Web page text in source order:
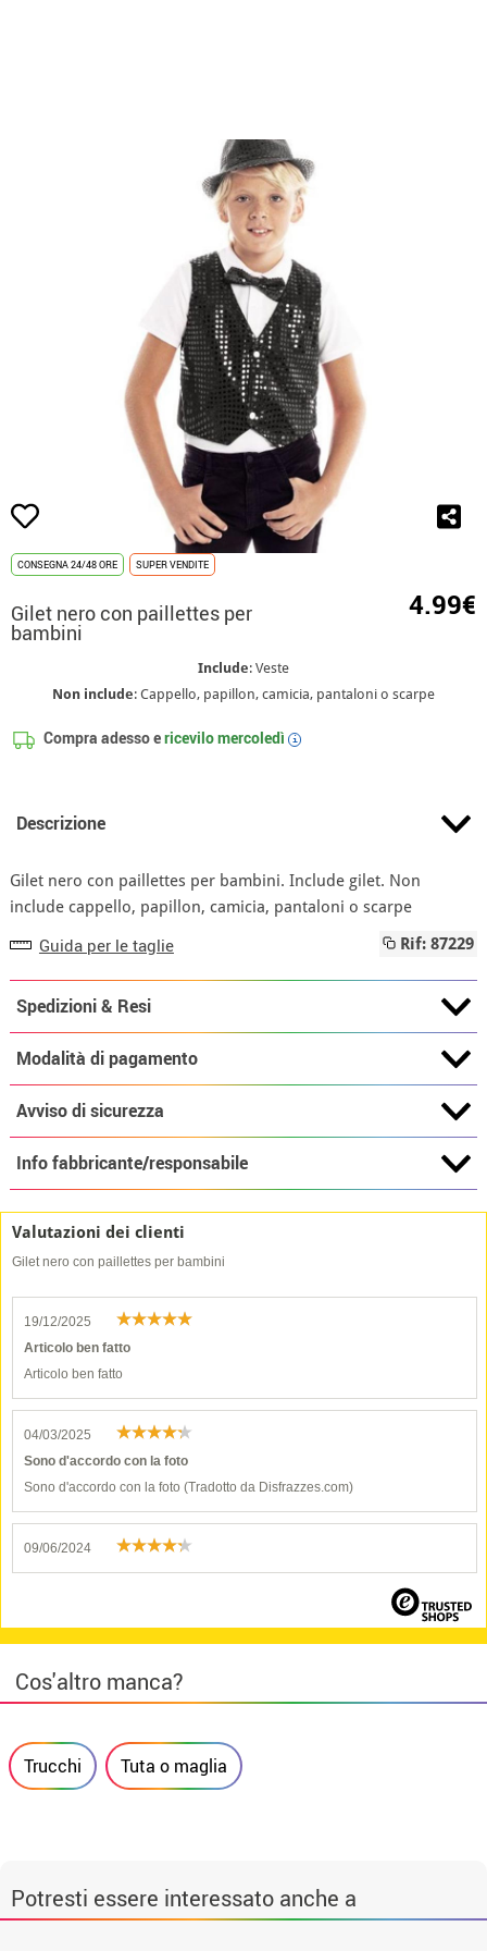
CONSEGNA 24/48 ORE SUPER VENDITE
Gilet nero con paillettes per
bambini
4.99€
Include: Veste
Non include: Cappello, papillon, camicia, pantaloni o scarpe
Compra adesso ericevilomercoledì i
Descrizione
Gilet nero con paillettes per bambini. Include gilet. Non
include cappello, papillon, camicia, pantaloni o scarpe
Guida per le taglie Rif: 87229
Spedizioni & Resi
Modalità di pagamento
Avviso di sicurezza
Info fabbricante/responsabile
Valutazioni dei clienti
Gilet nero con paillettes per bambini
19/12/2025
Articolo ben fatto
Articolo ben fatto
04/03/2025
Sono d'accordo con la foto
Sono d'accordo con la foto (Tradotto da Disfrazzes.com)
09/06/2024
Cos'altro manca?
Trucchi Tuta o maglia
Potresti essere interessato anche a